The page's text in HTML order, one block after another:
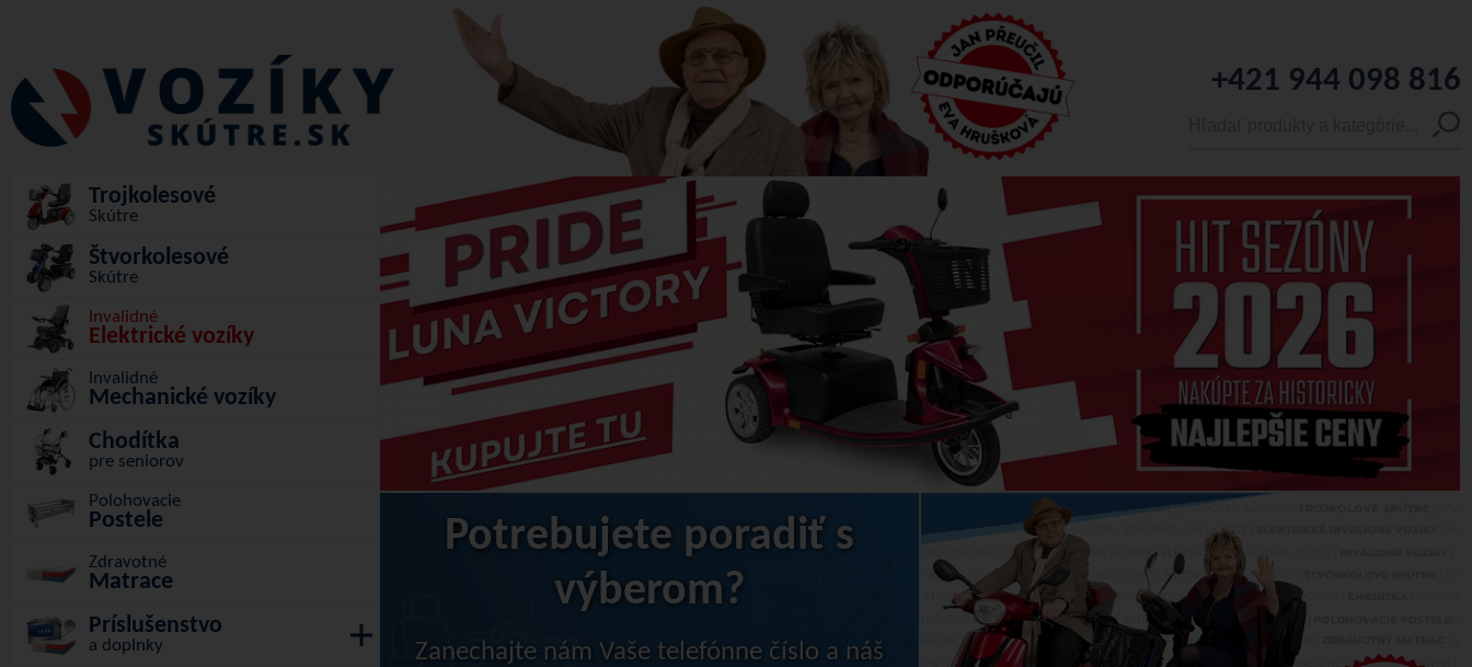
+421 944 098 816
Trojkolesové
skútre
Štvorkolesové
skútre
Invalidné
elektrické vozíky
Invalidné
mechanické vozíky
Chodítka
pre seniorov
Polohovacie
postele
Zdravotné
matrace
Príslušenstvo
a doplnky
Potrebujete poradiť s
výberom?
Zanechajte nám Vaše telefónne číslo a náš